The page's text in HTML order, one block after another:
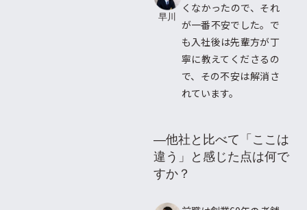
早川
くなかったので、それ
が一番不安でした。で
も入社後は先輩方が丁
寧に教えてくださるの
で、その不安は解消さ
れています。
―他社と比べて「ここは
違う」と感じた点は何で
すか？